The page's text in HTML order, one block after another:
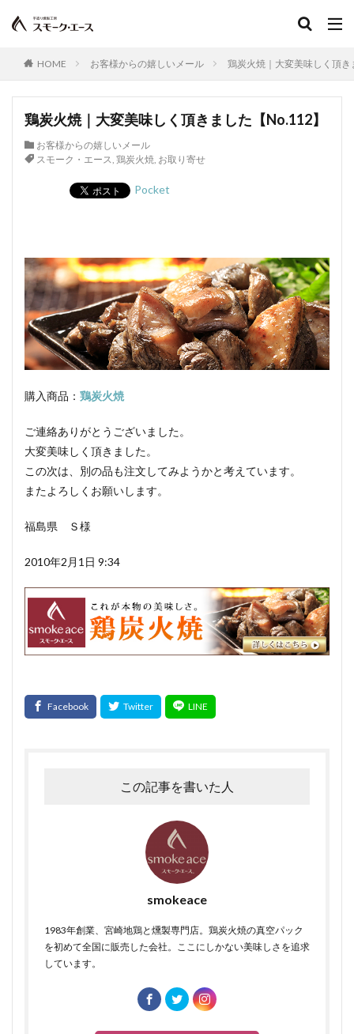
イタリアンサラミ
お問合せ
イタリアンフレッシュポークソーセージ
うま味
フジテレビスーパーニュース
ハガキ
官能検査
クリーンパック 三枚肉
残留農薬
シーズニング
塩づけ 塩抜き
クックドソーセージ
グルテン
コラーゲン
混合ソーセージ
混合プレスハム
コンビーフ
細菌性食中毒
サイドベーコン
在来種
採卵鶏
サウザンホットソーセージ
殺菌
薩摩鶏
カントリースタイル
酸化
サマーソーセージ
食塩
充填機
ボジョレー
ウォータリーポーク
殺菌釜
殺菌灯
軍鶏
シューソーセージ
ショートカットハム
ショートプレート
鶏炭火焼レア－
スモークソフトベーコン
ボジョレーセット
鶏ガーリックフランク
検索
HOME お客様からの嬉しいメール 鶏炭火焼｜大変美味しく頂
鶏炭火焼｜大変美味しく頂きました【No.112】
お客様からの嬉しいメール
スモーク・エース, 鶏炭火焼, お取り寄せ
Pocket
購入商品： 鶏炭火焼
ご連絡ありがとうございました。
大変美味しく頂きました。
この次は、別の品も注文してみようかと考えています。
またよろしくお願いします。
福島県 Ｓ様
2010年2月1日 9:34
この記事を書いた人
smokeace
1983年創業、宮崎地鶏と燻製専門店。鶏炭火焼の真空パック
を初めて全国に販売した会社。ここにしかない美味しさを追求
しています。